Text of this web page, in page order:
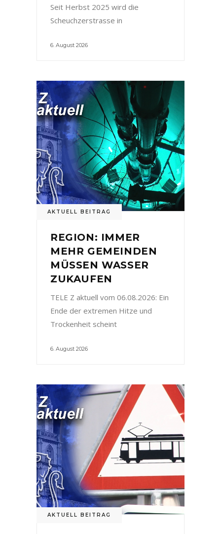
Seit Herbst 2025 wird die
Scheuchzerstrasse in
6. August 2026
AKTUELL BEITRAG
REGION: IMMER
MEHR GEMEINDEN
MÜSSEN WASSER
ZUKAUFEN
TELE Z aktuell vom 06.08.2026: Ein
Ende der extremen Hitze und
Trockenheit scheint
6. August 2026
AKTUELL BEITRAG